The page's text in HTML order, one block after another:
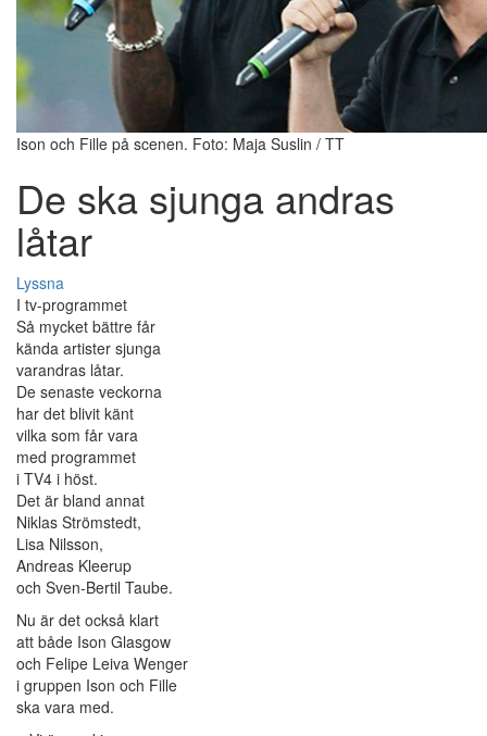
Ison och Fille på scenen. Foto: Maja Suslin / TT
De ska sjunga andras
låtar
Lyssna
I tv-programmet
Så mycket bättre får
kända artister sjunga
varandras låtar.
De senaste veckorna
har det blivit känt
vilka som får vara
med programmet
i TV4 i höst.
Det är bland annat
Niklas Strömstedt,
Lisa Nilsson,
Andreas Kleerup
och Sven-Bertil Taube.
Nu är det också klart
att både Ison Glasgow
och Felipe Leiva Wenger
i gruppen Ison och Fille
ska vara med.